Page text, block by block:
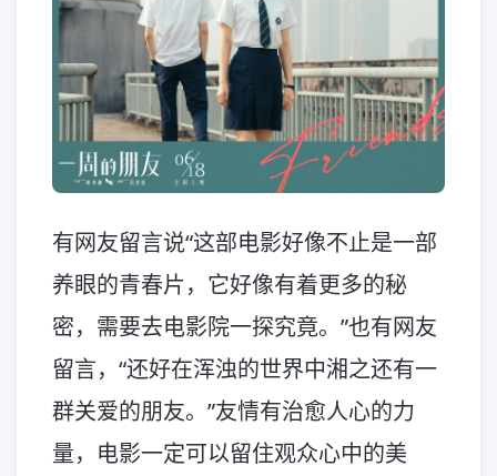
有网友留言说“这部电影好像不止是一部
养眼的青春片，它好像有着更多的秘
密，需要去电影院一探究竟。”也有网友
留言，“还好在浑浊的世界中湘之还有一
群关爱的朋友。”友情有治愈人心的力
量，电影一定可以留住观众心中的美